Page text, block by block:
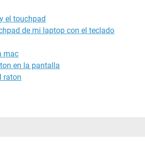
el touchpad
de mi laptop con el teclado
mac
en la pantalla
raton